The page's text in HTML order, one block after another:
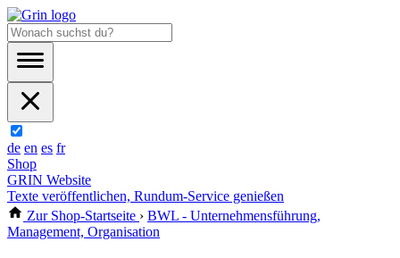
de en es fr
Shop
GRIN Website
Texte veröffentlichen, Rundum-Service genießen
Zur Shop-Startseite › BWL - Unternehmensführung,
Management, Organisation